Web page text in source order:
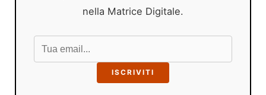
nella Matrice Digitale.
ISCRIVITI